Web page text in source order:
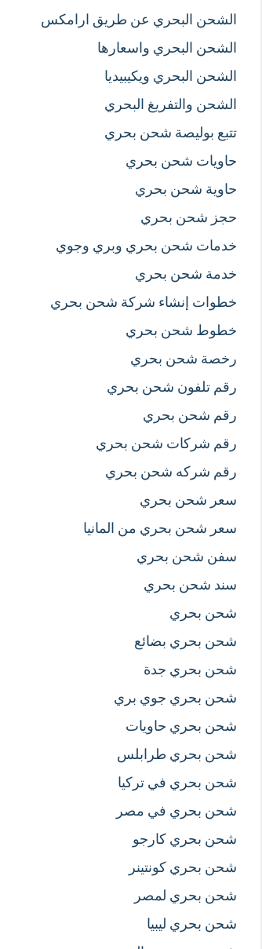
الشحن البحري عن طريق ارامكس
الشحن البحري واسعارها
الشحن البحري ويكيبيديا
الشحن والتفريغ البحري
تتبع بوليصة شحن بحري
حاويات شحن بحري
حاوية شحن بحري
حجز شحن بحري
خدمات شحن بحري وبري وجوي
خدمة شحن بحري
خطوات إنشاء شركة شحن بحري
خطوط شحن بحري
رخصة شحن بحري
رقم تلفون شحن بحري
رقم شحن بحري
رقم شركات شحن بحري
رقم شركه شحن بحري
سعر شحن بحري
سعر شحن بحري من المانيا
سفن شحن بحري
سند شحن بحري
شحن بحري
شحن بحري بضائع
شحن بحري جدة
شحن بحري جوي بري
شحن بحري حاويات
شحن بحري طرابلس
شحن بحري في تركيا
شحن بحري في مصر
شحن بحري كارجو
شحن بحري كونتينر
شحن بحري لمصر
شحن بحري ليبيا